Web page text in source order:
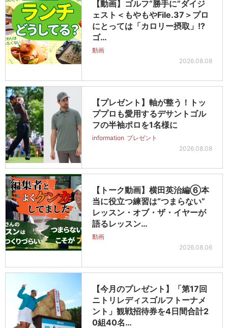
【動画】ゴルフ“勝手に”ダイジ
ェスト＜もやもやFile.37＞プロ
にとっては「カロリー摂取」!?
ゴ…
動画
2026.08.08
【プレゼント】軸が整う！トッ
ププロも愛用するデサントゴル
フの半袖ポロを1名様に
information プレゼント
2026.08.08
【トーク動画】横田英治編⑥本
当に役立つ練習は“つまらない”
レッスン・オブ・ザ・イヤーが
語るレッスン…
動画
2026.08.06
【今月のプレゼント】「第17回
ニトリレディスゴルフトーナメ
ント」観戦招待券を4日間合計2
0組40名…